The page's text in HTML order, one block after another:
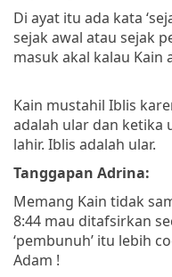
Di ayat itu ada kata
sejak awal atau sejak
masuk akal kalau Kain
Kain mustahil Iblis
adalah ular dan ketika
lahir. Iblis adalah ular.
Tanggapan Adrina:
Memang Kain tidak
8:44 mau ditafsirkan
‘pembunuh’ itu lebih
Adam !